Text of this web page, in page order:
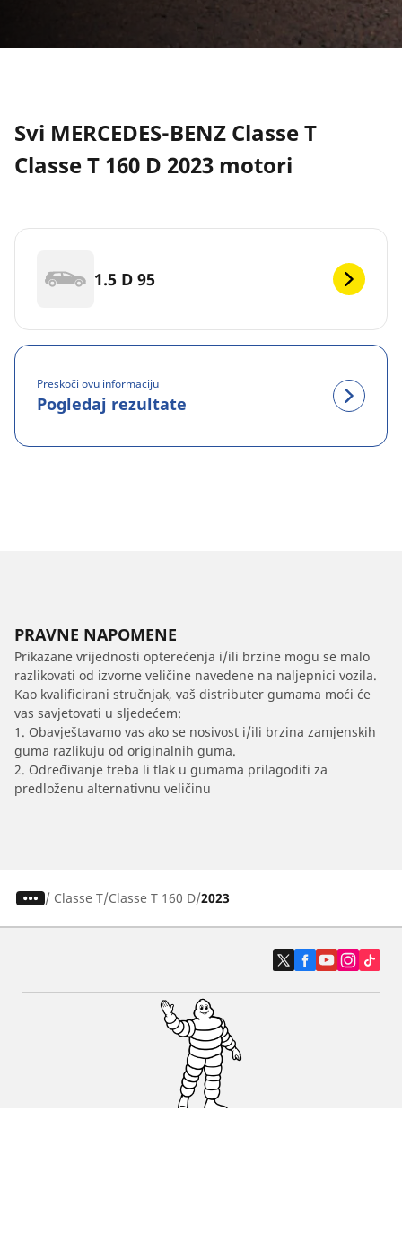
Svi MERCEDES-BENZ Classe T
Classe T 160 D 2023 motori
1.5 D 95
Preskoči ovu informaciju
Pogledaj rezultate
PRAVNE NAPOMENE
Prikazane vrijednosti opterećenja i/ili brzine mogu se malo
razlikovati od izvorne veličine navedene na naljepnici vozila.
Kao kvalificirani stručnjak, vaš distributer gumama moći će
vas savjetovati u sljedećem:
1. Obavještavamo vas ako se nosivost i/ili brzina zamjenskih
guma razlikuju od originalnih guma.
2. Određivanje treba li tlak u gumama prilagoditi za
predloženu alternativnu veličinu
/ Classe T Classe T 160 D 2023